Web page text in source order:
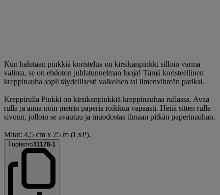
Kun halutaan pinkkiä koristelua on kirsikanpinkki silloin varma
valinta, se on ehdoton juhlatunnelman luoja! Tämä koristeellinen
kreppinauha sopii täydellisesti valkoisen tai limenvihreän pariksi.
Kreppirulla Pinkki on kirsikanpinkkiä kreppinauhaa rullassa. Avaa
rulla ja anna noin metrin paperia roikkua vapaasti. Heitä sitten rulla
sivuun, jolloin se avautuu ja muodostaa ilmaan pitkän paperinauhan.
Mitat: 4,5 cm x 25 m (LxP).
Tuotenro31178-1